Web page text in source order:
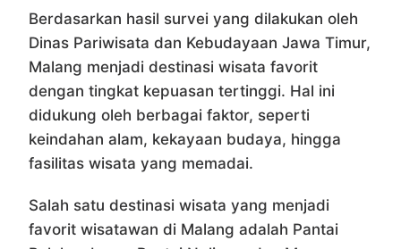
Berdasarkan hasil survei yang dilakukan oleh
Dinas Pariwisata dan Kebudayaan Jawa Timur,
Malang menjadi destinasi wisata favorit
dengan tingkat kepuasan tertinggi. Hal ini
didukung oleh berbagai faktor, seperti
keindahan alam, kekayaan budaya, hingga
fasilitas wisata yang memadai.
Salah satu destinasi wisata yang menjadi
favorit wisatawan di Malang adalah Pantai